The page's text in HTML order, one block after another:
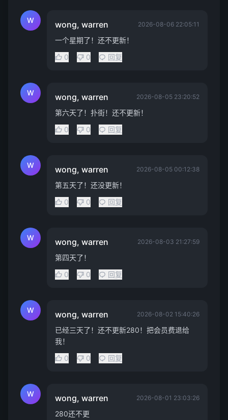
W wong, warren 2026-08-06 22:05:11
一个星期了！还不更新！
0
0 回复
W wong, warren 2026-08-05 23:20:52
第六天了！扑街！还不更新！
0
0 回复
W wong, warren 2026-08-05 00:12:38
第五天了！还没更新！
0
0 回复
W wong, warren 2026-08-03 21:27:59
第四天了！
0
0 回复
W wong, warren 2026-08-02 15:40:26
已经三天了！还不更新280！把会员费退给
我！
0
0 回复
W wong, warren 2026-08-01 23:03:26
280还不更